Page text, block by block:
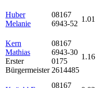
Huber
Melanie
08167
6943-52
1.01
Kern
Mathias
Erster
Bürgermeister
08167
6943-30
0175
2614485
1.16
08167